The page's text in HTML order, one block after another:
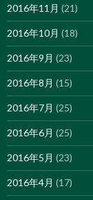
2016年11月 (21)
2016年10月 (18)
2016年9月 (23)
2016年8月 (15)
2016年7月 (25)
2016年6月 (25)
2016年5月 (23)
2016年4月 (17)